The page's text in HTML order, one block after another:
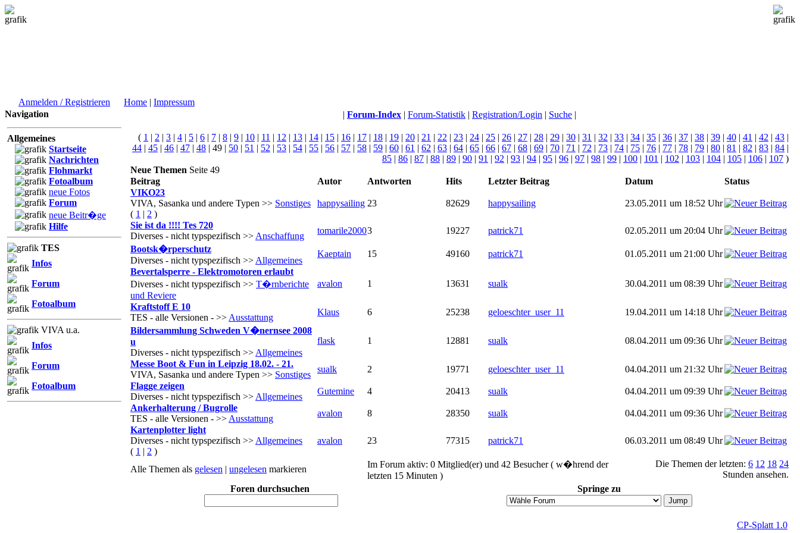
Anmelden / Registrieren Home | Impressum
Navigation
Allgemeines
Startseite
Nachrichten
Flohmarkt
Fotoalbum
neue Fotos
Forum
neue Beitr�ge
Hilfe
TES
Infos
Forum
Fotoalbum
VIVA u.a.
Infos
Forum
Fotoalbum
| Forum-Index | Forum-Statistik | Registration/Login | Suche |
( 1 | 2 | 3 | 4 | 5 | 6 | 7 | 8 | 9 | 10 | 11 | 12 | 13 | 14 | 15 | 16 | 17 | 18 | 19 | 20 | 21 | 22 | 23 | 24 | 25 | 26 | 27 | 28 | 29 | 30 | 31 | 32 | 33 | 34 | 35 | 36 | 37 | 38 | 39 | 40 | 41 | 42 | 43 |
44 | 45 | 46 | 47 | 48 | 49 | 50 | 51 | 52 | 53 | 54 | 55 | 56 | 57 | 58 | 59 | 60 | 61 | 62 | 63 | 64 | 65 | 66 | 67 | 68 | 69 | 70 | 71 | 72 | 73 | 74 | 75 | 76 | 77 | 78 | 79 | 80 | 81 | 82 | 83 | 84 |
85 | 86 | 87 | 88 | 89 | 90 | 91 | 92 | 93 | 94 | 95 | 96 | 97 | 98 | 99 | 100 | 101 | 102 | 103 | 104 | 105 | 106 | 107 )
Neue Themen Seite 49
Beitrag
Autor Antworten Hits Letzter Beitrag Datum
Status
VIKO23
VIVA, Sasanka und andere Typen >> Sonstiges
( 1 | 2 )
happysailing 23 82629 happysailing 23.05.2011 um 18:52 Uhr
Sie ist da !!!! Tes 720
Diverses - nicht typspezifisch >> Anschaffung
tomarile20003 19227 patrick71
02.05.2011 um 20:04 Uhr
Bootsk�rperschutz
Diverses - nicht typspezifisch >> Allgemeines
Kaeptain 15 49160 patrick71
01.05.2011 um 21:00 Uhr
Bevertalsperre - Elektromotoren erlaubt
Diverses - nicht typspezifisch >> T�rnberichte
und Reviere
avalon 1 13631 sualk 30.04.2011 um 08:39 Uhr
Kraftstoff E 10
TES - alle Versionen - >> Ausstattung
Klaus 6 25238 geloeschter_user_11
19.04.2011 um 14:18 Uhr
Bildersammlung Schweden V�nernsee 2008
u
Diverses - nicht typspezifisch >> Allgemeines
flask 1 12881 sualk 08.04.2011 um 09:36 Uhr
Messe Boot & Fun in Leipzig 18.02. - 21.
VIVA, Sasanka und andere Typen >> Sonstiges
sualk 2 19771 geloeschter_user_11
04.04.2011 um 21:32 Uhr
Flagge zeigen
Diverses - nicht typspezifisch >> Allgemeines
Gutemine 4 20413 sualk
04.04.2011 um 09:39 Uhr
Ankerhalterung / Bugrolle
TES - alle Versionen - >> Ausstattung
avalon 8 28350 sualk
04.04.2011 um 09:36 Uhr
Kartenplotter light
Diverses - nicht typspezifisch >> Allgemeines
( 1 | 2 )
avalon 23 77315 patrick71 06.03.2011 um 08:49 Uhr
Alle Themen als gelesen | ungelesen markieren
Im Forum aktiv: 0 Mitglied(er) und 42 Besucher ( w�hrend der
letzten 15 Minuten )
Die Themen der letzten: 6 12 18 24
Stunden ansehen.
Foren durchsuchen
Springe zu
CP-Splatt 1.0